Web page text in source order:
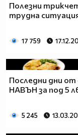
Полезни
трудна
17 759
Последни дни
НАВЪН за под 5
5 245